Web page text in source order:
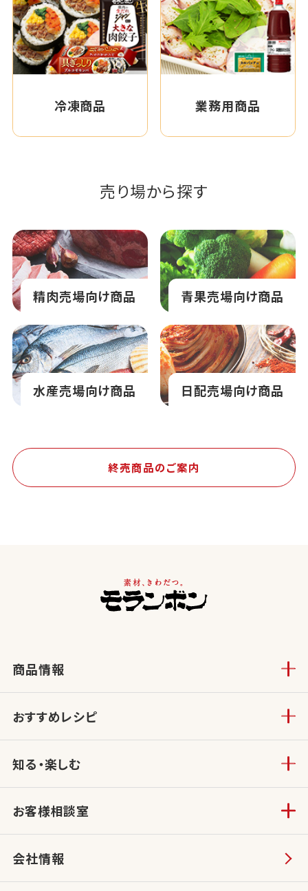
冷凍商品 業務用商品
売り場から探す
精肉売場向け商品 青果売場向け商品
水産売場向け商品 日配売場向け商品
終売商品のご案内
商品情報
おすすめレシピ
知る・楽しむ
お客様相談室
会社情報